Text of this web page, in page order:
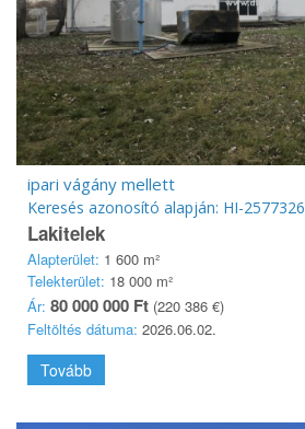
ipari vágány mellett
Keresés azonosító alapján: HI-2577326
Lakitelek
Alapterület: 1 600 m²
Telekterület: 18 000 m²
Ár: 80 000 000 Ft (220 386 €)
Feltöltés dátuma: 2026.06.02.
Tovább